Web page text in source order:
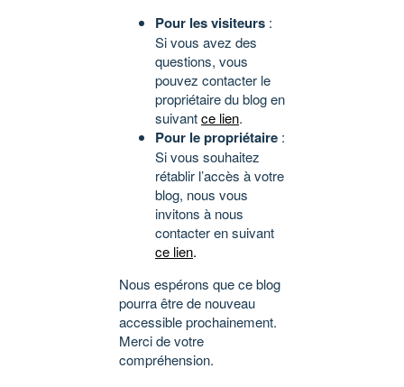
Pour les visiteurs :
Si vous avez des
questions, vous
pouvez contacter le
propriétaire du blog en
suivantce lien.
Pour le propriétaire :
Si vous souhaitez
rétablir l’accès à votre
blog, nous vous
invitons à nous
contacter en suivant
ce lien.
Nous espérons que ce blog
pourra être de nouveau
accessible prochainement.
Merci de votre
compréhension.